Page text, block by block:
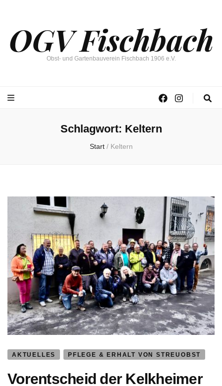
OGV Fischbach
Obst- und Gartenbauverein Fischbach 1906 e.V.
Schlagwort: Keltern
Start / Keltern
AKTUELLES PFLEGE & ERHALT VON STREUOBST
Vorentscheid der Kelkheimer